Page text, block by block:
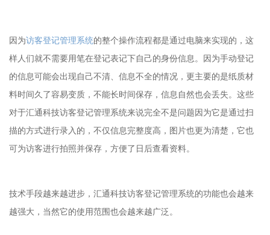
因为访客登记管理系统的整个操作流程都是通过电脑来实现的，这
样人们就不需要用笔在登记表记下自己的身份信息。因为手动登记
的信息可能会出现自己不清、信息不全的情况，更主要的是纸质材
料时间久了容易变质，不能长时间保存，信息自然也会丢失。这些
对于汇通科技访客登记管理系统来说完全不是问题因为它是通过扫
描的方式进行录入的，不仅信息完整度高，图片也更为清楚，它也
可为访客进行拍照并保存，方便了日后查看资料。
技术手段越来越进步，汇通科技访客登记管理系统的功能也会越来
越强大，当然它的使用范围也会越来越广泛。